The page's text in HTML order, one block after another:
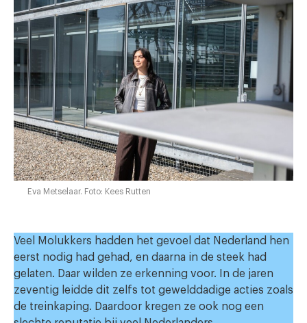
Eva Metselaar. Foto: Kees Rutten
Veel Molukkers hadden het gevoel dat Nederland hen
eerst nodig had gehad, en daarna in de steek had
gelaten. Daar wilden ze erkenning voor. In de jaren
zeventig leidde dit zelfs tot gewelddadige acties zoals
de treinkaping. Daardoor kregen ze ook nog een